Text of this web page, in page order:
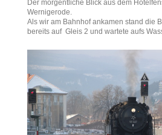
Der morgentliche Blick aus dem
Wernigerode.
Als wir am Bahnhof ankamen stand die
bereits auf Gleis 2 und wartete aufs